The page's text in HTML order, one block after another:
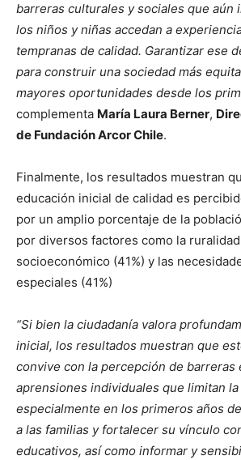
barreras culturales y sociales que aún
los niños y niñas accedan a
tempranas de calidad. Garantizar ese
para construir una sociedad más
mayores oportunidades desde los
complementa María Laura Berner,
de Fundación Arcor Chile.
Finalmente, los resultados muestran
educación inicial de calidad es
por un amplio porcentaje de la
por diversos factores como la
socioeconómico (41%) y las
especiales (41%)
“Si bien la ciudadanía valora
inicial, los resultados muestran que
convive con la percepción de barreras
aprensiones individuales que limitan
especialmente en los primeros años
a las familias y fortalecer su vínculo
educativos, así como informar y